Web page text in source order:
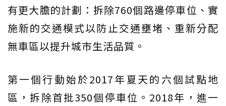
有更大膽的計劃：拆除760個路邊停車位、實
施新的交通模式以防止交通壅堵、重新分配
無車區以提升城市生活品質。
第一個行動始於2017年夏天的六個試點地
區，拆除首批350個停車位。2018年，進一